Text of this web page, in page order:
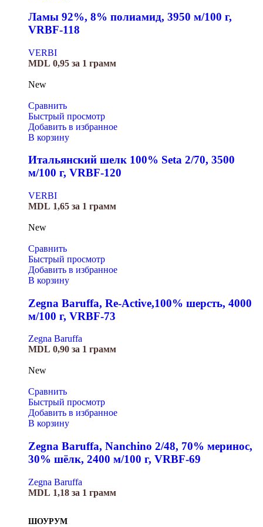
Ламы 92%, 8% полиамид, 3950 м/100 г,
VRBF-118
VERBI
MDL 0,95 за 1 грамм
New
Сравнить
Быстрый просмотр
Добавить в избранное
В корзину
Итальянский шелк 100% Seta 2/70, 3500
м/100 г, VRBF-120
VERBI
MDL 1,65 за 1 грамм
New
Сравнить
Быстрый просмотр
Добавить в избранное
В корзину
Zegna Baruffa, Re-Active,100% шерсть, 4000
м/100 г, VRBF-73
Zegna Baruffa
MDL 0,90 за 1 грамм
New
Сравнить
Быстрый просмотр
Добавить в избранное
В корзину
Zegna Baruffa, Nanchino 2/48, 70% меринос,
30% шёлк, 2400 м/100 г, VRBF-69
Zegna Baruffa
MDL 1,18 за 1 грамм
ШОУРУМ